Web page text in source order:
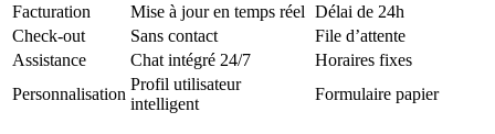
Facturation
Mise à jour en temps réel Délai de 24h
Check-out
Sans contact
File d’attente
Assistance
Chat intégré 24/7
Horaires fixes
Personnalisation
Profil utilisateur
intelligent
Formulaire papier